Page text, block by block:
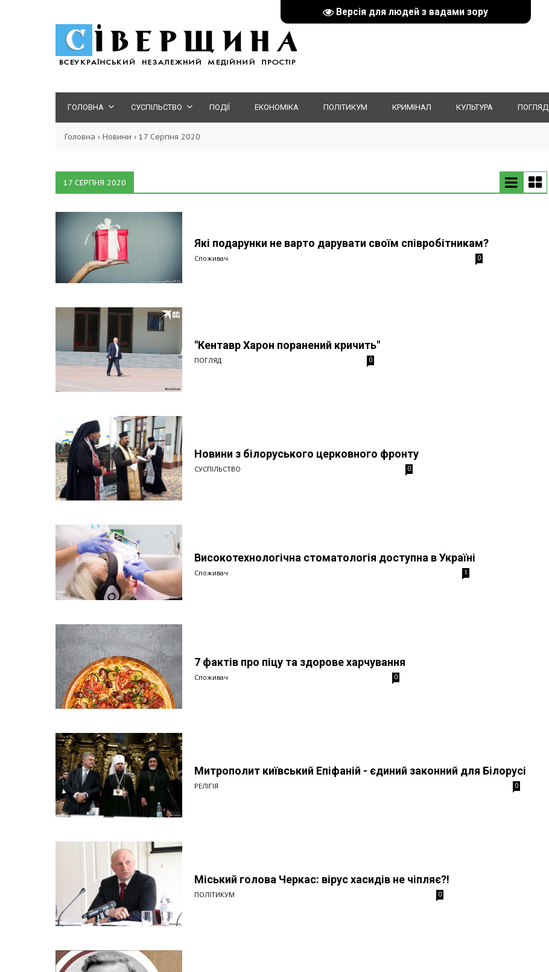
Версія для людей з вадами зору
ГОЛОВНА СУСПІЛЬСТВО ПОДІЇ ЕКОНОМІКА ПОЛІТИКУМ КРИМІНАЛ КУЛЬТУРА ПОГЛЯД
Головна › Новини › 17 Серпня 2020
17 СЕРПНЯ 2020
Які подарунки не варто дарувати своїм співробітникам?
Споживач 0
"Кентавр Харон поранений кричить"
ПОГЛЯД 0
Новини з білоруського церковного фронту
СУСПІЛЬСТВО 0
Високотехнологічна стоматологія доступна в Україні
Споживач 1
7 фактів про піцу та здорове харчування
Споживач 0
Митрополит київський Епіфаній - єдиний законний для Білорусі
РЕЛІГІЯ 0
Міський голова Черкас: вірус хасидів не чіпляє?!
ПОЛІТИКУМ 0